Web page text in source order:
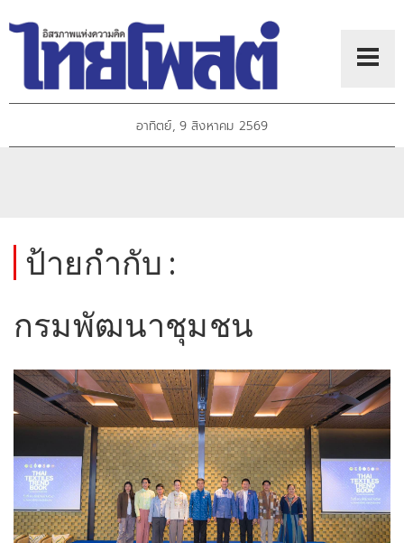
อาทิตย์, 9 สิงหาคม 2569
ป้ายกำกับ :
กรมพัฒนาชุมชน